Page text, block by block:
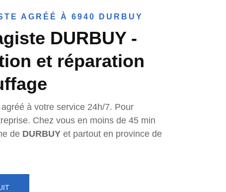
AGRÉÉ À 6940 DURBUY
DURBUY -
et réparation
à votre service 24h/7. Pour
Chez vous en moins de 45 min
de DURBUY et partout en province de